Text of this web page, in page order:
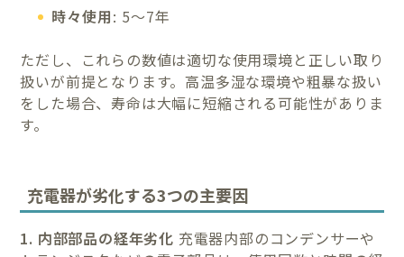
時々使用: 5～7年
ただし、これらの数値は適切な使用環境と正しい取り
扱いが前提となります。高温多湿な環境や粗暴な扱い
をした場合、寿命は大幅に短縮される可能性がありま
す。
充電器が劣化する3つの主要因
1. 内部部品の経年劣化 充電器内部のコンデンサーや